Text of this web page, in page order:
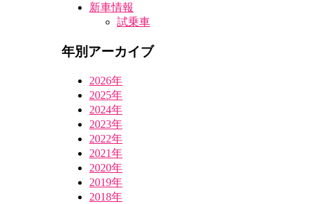
新車情報
試乗車
年別アーカイブ
2026年
2025年
2024年
2023年
2022年
2021年
2020年
2019年
2018年